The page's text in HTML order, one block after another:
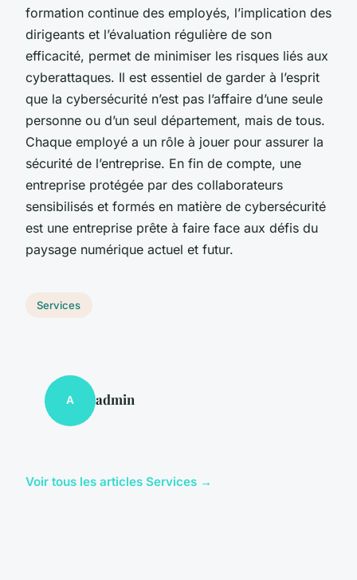
formation continue des employés, l’implication des
dirigeants et l’évaluation régulière de son
efficacité, permet de minimiser les risques liés aux
cyberattaques. Il est essentiel de garder à l’esprit
que la cybersécurité n’est pas l’affaire d’une seule
personne ou d’un seul département, mais de tous.
Chaque employé a un rôle à jouer pour assurer la
sécurité de l’entreprise. En fin de compte, une
entreprise protégée par des collaborateurs
sensibilisés et formés en matière de cybersécurité
est une entreprise prête à faire face aux défis du
paysage numérique actuel et futur.
Services
A admin
Voir tous les articles Services →